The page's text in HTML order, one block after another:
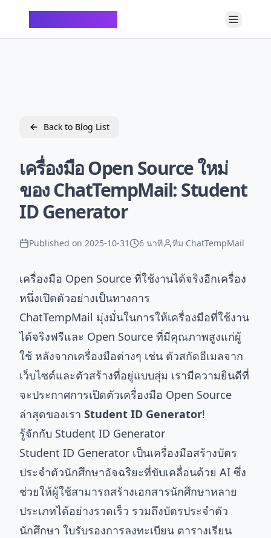
Back to Blog List
เครื่องมือ Open Source ใหม่
ของ ChatTempMail: Student
ID Generator
Published on 2025-10-31 6 นาที ทีม ChatTempMail
เครื่องมือ Open Source ที่ใช้งานได้จริงอีกเครื่อง
หนึ่งเปิดตัวอย่างเป็นทางการ
ChatTempMail มุ่งมั่นในการให้เครื่องมือที่ใช้งาน
ได้จริงฟรีและ Open Source ที่มีคุณภาพสูงแก่ผู้
ใช้ หลังจากเครื่องมือต่างๆ เช่น ตัวสกัดอีเมลจาก
เว็บไซต์และตัวสร้างที่อยู่แบบสุ่ม เรามีความยินดีที่
จะประกาศการเปิดตัวเครื่องมือ Open Source
ล่าสุดของเรา Student ID Generator!
รู้จักกับ Student ID Generator
Student ID Generator เป็นเครื่องมือสร้างบัตร
ประจำตัวนักศึกษาอัจฉริยะที่ขับเคลื่อนด้วย AI ซึ่ง
ช่วยให้ผู้ใช้สามารถสร้างเอกสารนักศึกษาหลาย
ประเภทได้อย่างรวดเร็ว รวมถึงบัตรประจำตัว
นักศึกษา ใบรับรองการลงทะเบียน ตารางเรียน